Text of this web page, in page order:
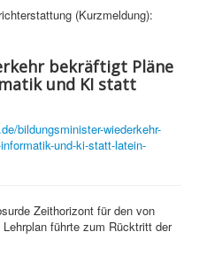
(Kurzmeldung):
bekräftigt Pläne
und KI statt
bildungsminister-wiederkehr-
und-ki-statt-latein-
Zeithorizont für den von
führte zum Rücktritt der